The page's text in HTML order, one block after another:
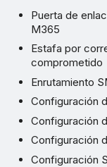
Puerta de
M365
Estafa por
comprometido
Enrutamiento
Configuración
Configuración
Configuración
Configuración